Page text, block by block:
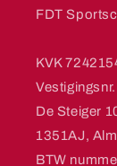
FDT
KVK
De Steiger
1351AJ,
BTW